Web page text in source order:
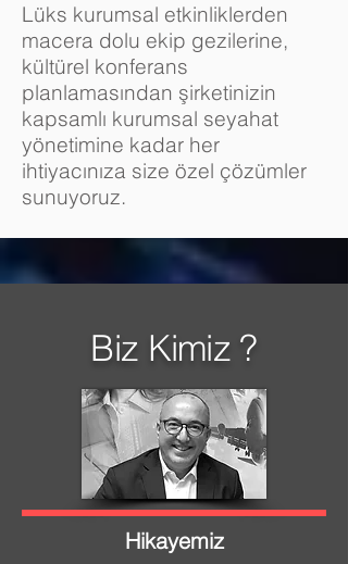
Lüks kurumsal etkinliklerden
macera dolu ekip gezilerine,
kültürel konferans
planlamasından şirketinizin
kapsamlı kurumsal seyahat
yönetimine kadar her
ihtiyacınıza size özel çözümler
sunuyoruz.
Biz Kimiz ?
Hikayemiz